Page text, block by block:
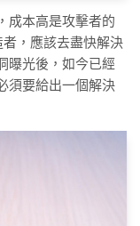
成本高是攻擊者的
，應該去盡快解決
曝光後，如今已經
須要給出一個解決